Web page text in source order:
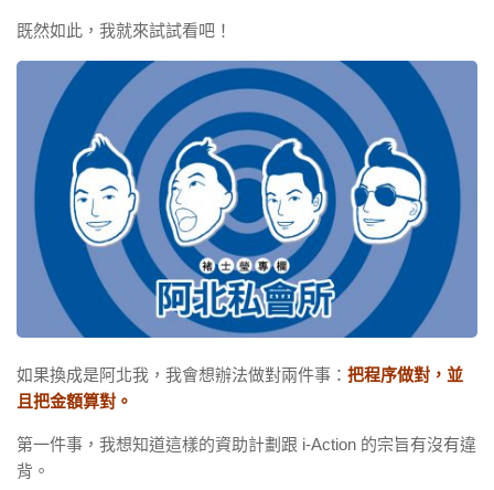
既然如此，我就來試試看吧！
如果換成是阿北我，我會想辦法做對兩件事： 把程序做對，並
且把金額算對。
第一件事，我想知道這樣的資助計劃跟 i-Action 的宗旨有沒有違
背。